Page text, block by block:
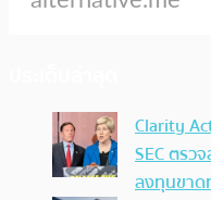
Clarity
SEC ตรว
ลงทุนขา